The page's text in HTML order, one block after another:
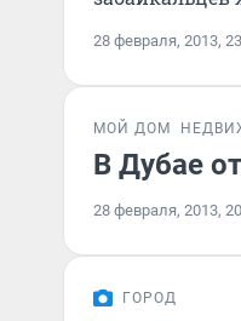
28 февраля, 2013,
МОЙ ДОМ
В Дубае
28 февраля, 2013,
ГОРОД